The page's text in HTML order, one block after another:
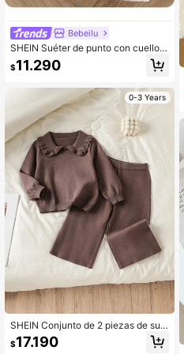
Bebeilu
SHEIN Suéter de punto con cuello r
edondo y mangas raglán para bebé
niña con bordado de corazón
$11.290
0-3 Years
SHEIN Conjunto de 2 piezas de sué
ter de punto con rayas y oso y pant
alones para bebé niña, cómodo y c
$17.190